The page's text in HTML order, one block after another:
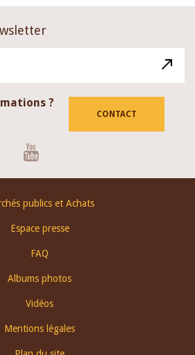
?
CONTACT
publics et Achats
Espace presse
FAQ
Albums photos
Vidéos
Mentions légales